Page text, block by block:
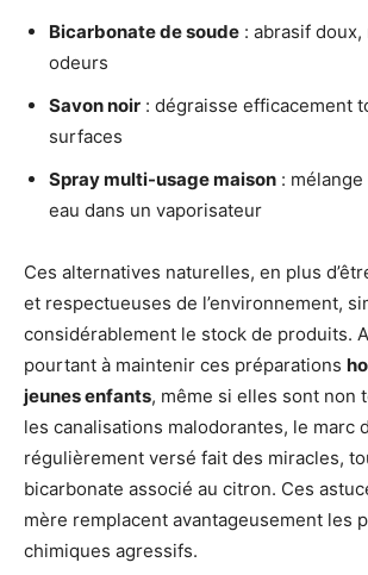
Bicarbonate de soude : abrasif
odeurs
Savon noir : dégraisse efficacement
surfaces
Spray multi-usage maison :
eau dans un vaporisateur
Ces alternatives naturelles, en plus
et respectueuses de l’environnement,
considérablement le stock de produits.
pourtant à maintenir ces préparations
jeunes enfants, même si elles sont non
les canalisations malodorantes, le marc
régulièrement versé fait des miracles,
bicarbonate associé au citron. Ces
mère remplacent avantageusement les
chimiques agressifs.